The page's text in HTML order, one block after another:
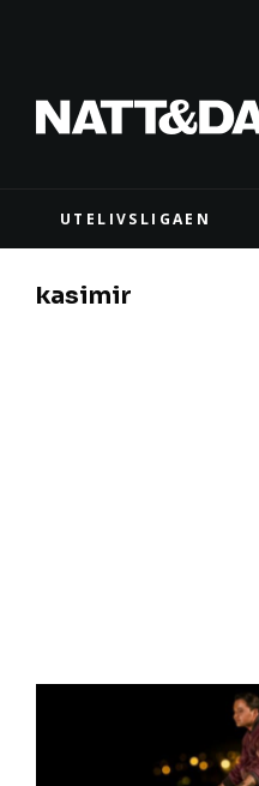
UTELIVSLIGAEN
kasimir